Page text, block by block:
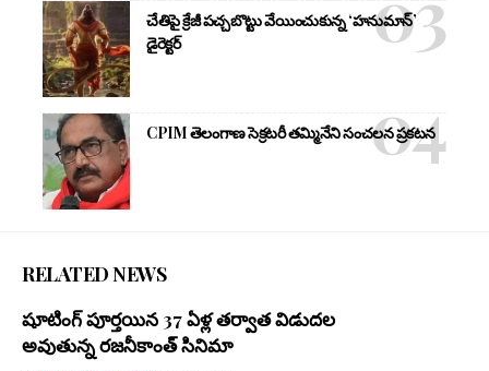
చేతిపై క్రేజీ పచ్చబొట్టు వేయించుకున్న ‘హనుమాన్’
డైరెక్టర్
CPIM తెలంగాణ సెక్రటరీ తమ్మినేని సంచలన ప్రకటన
RELATED NEWS
షూటింగ్ పూర్తయిన 37 ఏళ్ల తర్వాత విడుదల
అవుతున్న రజనీకాంత్ సినిమా